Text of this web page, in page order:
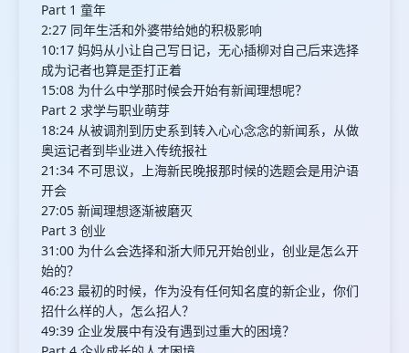
Part 1 童年
2:27 同年生活和外婆带给她的积极影响
10:17 妈妈从小让自己写日记，无心插柳对自己后来选择
成为记者也算是歪打正着
15:08 为什么中学那时候会开始有新闻理想呢？
Part 2 求学与职业萌芽
18:24 从被调剂到历史系到转入心心念念的新闻系，从做
奥运记者到毕业进入传统报社
21:34 不可思议，上海新民晚报那时候的选题会是用沪语
开会
27:05 新闻理想逐渐被磨灭
Part 3 创业
31:00 为什么会选择和浙大师兄开始创业，创业是怎么开
始的？
46:23 最初的时候，作为没有任何知名度的新企业，你们
招什么样的人，怎么招人？
49:39 企业发展中有没有遇到过重大的困境？